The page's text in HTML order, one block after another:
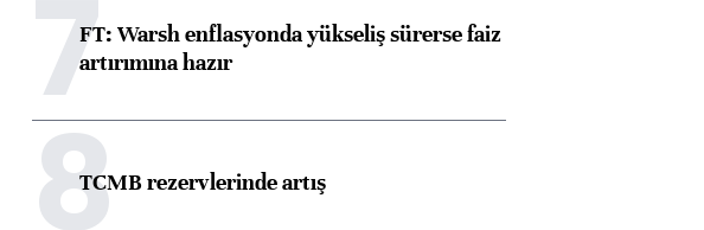
7FT: Warsh enflasyonda yükseliş sürerse faiz
artırımına hazır
8TCMB rezervlerinde artış